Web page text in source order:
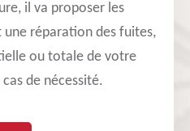
il va proposer les
réparation des fuites,
ou totale de votre
de nécessité.